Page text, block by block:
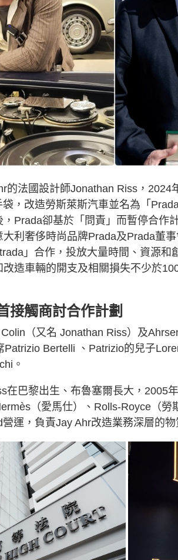
的法國設計師Jonathan Riss，2024
，改造勞斯萊斯汽車並名為「
Prada卻基於「問責」而暫停合作
利奢侈時尚品牌Prada及Prada董
」合作，投放大量時間、資源和
造車輛的開支及相關損失不少於
接觸商討合作計劃
（又名 Jonathan Riss）及
Bertelli 、Patrizio的兒子
。
在巴黎出生、布魯塞爾長大，2005
（愛馬仕）、Rolls-Royce（
運，負責Jay Ahr改造業務深層的物